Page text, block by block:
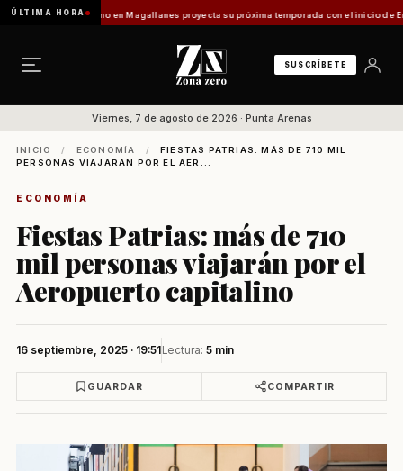
ÚLTIMA HORA
Turismo en Magallanes proyecta su próxima temporada con el inicio de Enprotur
SUSCRÍBETE
Viernes, 7 de agosto de 2026 · Punta Arenas
INICIO / ECONOMÍA /
FIESTAS PATRIAS: MÁS DE 710 MIL
PERSONAS VIAJARÁN POR EL AER...
ECONOMÍA
Fiestas Patrias: más de 710
mil personas viajarán por el
Aeropuerto capitalino
16 septiembre, 2025 · 19:51Lectura: 5 min
GUARDAR COMPARTIR